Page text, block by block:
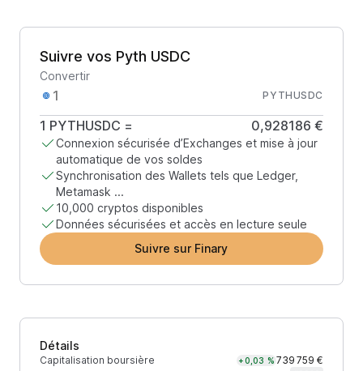
Suivre vos Pyth USDC
Convertir
PYTHUSDC
1 PYTHUSDC = 0,928186 €
Connexion sécurisée d’Exchanges et mise à jour
automatique de vos soldes
Synchronisation des Wallets tels que Ledger,
Metamask ...
10,000 cryptos disponibles
Données sécurisées et accès en lecture seule
Suivre sur Finary
Détails
Capitalisation boursière +0,03 % 739 759 €